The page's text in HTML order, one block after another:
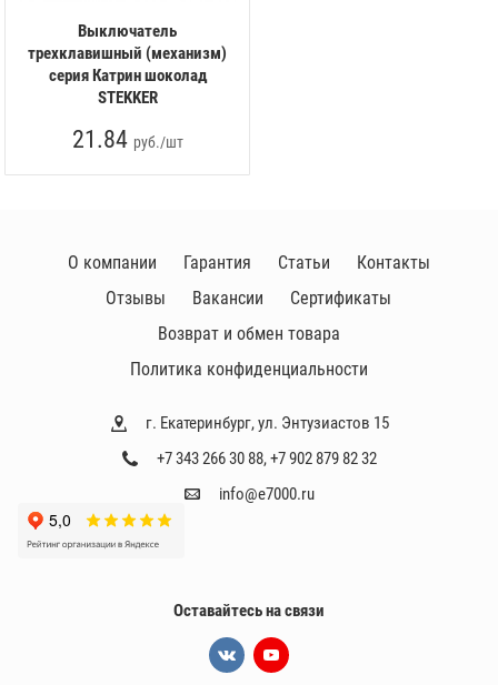
Выключатель
трехклавишный (механизм)
серия Катрин шоколад
STEKKER
21.84 руб./шт
г. Екатеринбург, ул. Энтузиастов 15
+7 343 266 30 88,+7 902 879 82 32
info@e7000.ru
О компании Гарантия Статьи
Контакты
Отзывы
Вакансии
Сертификаты
Возврат и обмен товара
Политика конфиденциальности
Оставайтесь на связи